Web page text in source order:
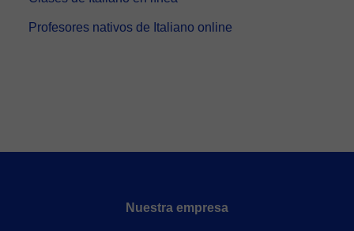
Profesores nativos de Italiano online
Nuestra empresa